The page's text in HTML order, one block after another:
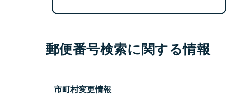
郵便番号検索に関する情報
市町村変更情報